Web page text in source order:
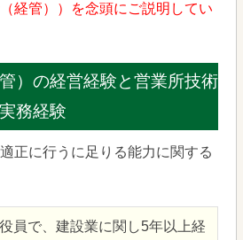
経管））を念頭にご説明してい
）の経営経験と営業所技術
務経験
正に行うに足りる能力に関する
員で、建設業に関し5年以上経